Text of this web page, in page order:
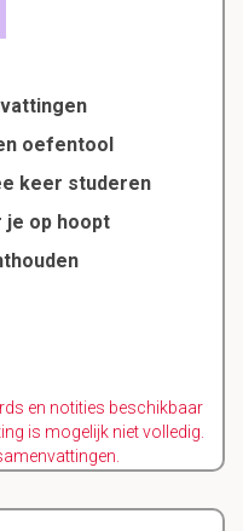
oefentool
keer studeren
je op hoopt
en notities beschikbaar
is mogelijk niet volledig.